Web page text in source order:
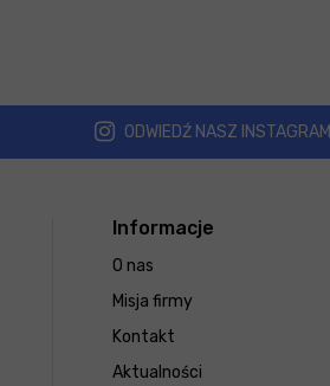
ODWIEDŹ NASZ INSTAGRAM
Informacje
O nas
Misja firmy
Kontakt
Aktualności